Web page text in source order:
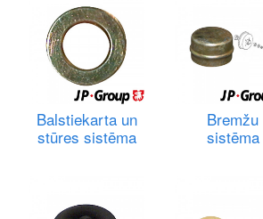
Balstiekarta un
stūres sistēma
Bremžu
sistēma